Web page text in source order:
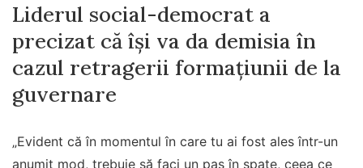
Liderul social-democrat a
precizat că își va da demisia în
cazul retragerii formațiunii de la
guvernare
„Evident că în momentul în care tu ai fost ales într-un
anumit mod, trebuie să faci un pas în spate, ceea ce